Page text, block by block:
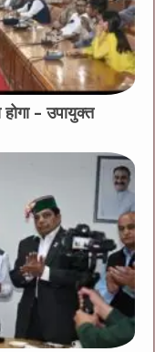
– उपायुक्त